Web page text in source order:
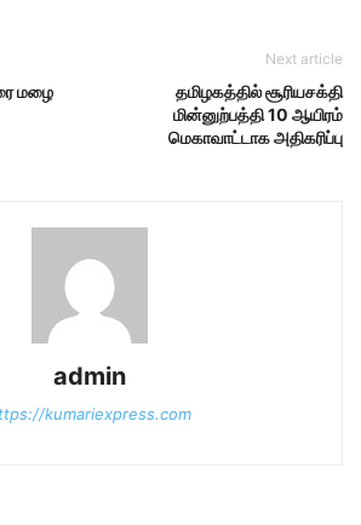
மழை
Next article
தமிழகத்தில் சூரியசக்தி
மின்னுற்பத்தி 10 ஆயிரம்
மெகாவாட்டாக அதிகரிப்பு
admin
kumariexpress.com